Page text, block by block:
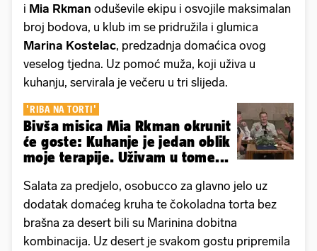
i Mia Rkman oduševile ekipu i osvojile maksimalan
broj bodova, u klub im se pridružila i glumica
Marina Kostelac, predzadnja domaćica ovog
veselog tjedna. Uz pomoć muža, koji uživa u
kuhanju, servirala je večeru u tri slijeda.
'RIBA NA TORTI'
Bivša misica Mia Rkman okrunit
će goste: Kuhanje je jedan oblik
moje terapije. Uživam u tome...
Salata za predjelo, osobucco za glavno jelo uz
dodatak domaćeg kruha te čokoladna torta bez
brašna za desert bili su Marinina dobitna
kombinacija. Uz desert je svakom gostu pripremila